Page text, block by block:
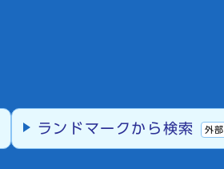
ランドマークから検索 外